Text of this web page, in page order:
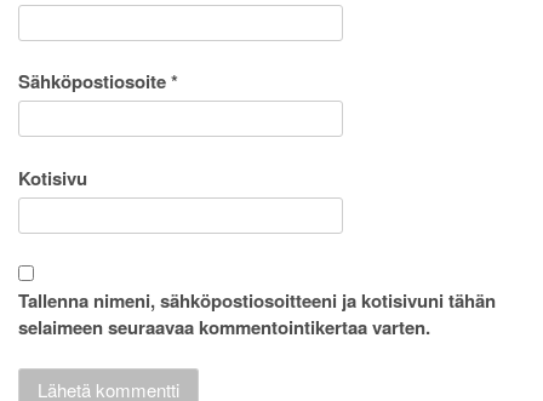
Sähköpostiosoite*
Kotisivu
Tallenna nimeni, sähköpostiosoitteeni ja kotisivuni tähän
selaimeen seuraavaa kommentointikertaa varten.